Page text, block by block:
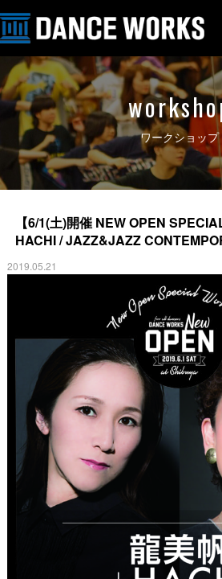
ワークショップ
【6/1(土)開催 NEW OPEN
HACHI / JAZZ&JAZZ
2019.05.21